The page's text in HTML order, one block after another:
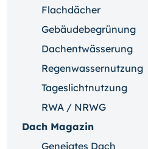
Flachdächer
Gebäudebegrünung
Dachentwässerung
Regenwassernutzung
Tageslichtnutzung
RWA / NRWG
Dach Magazin
Geneigtes Dach